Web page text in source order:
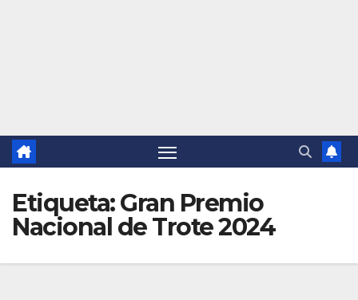
Etiqueta:Gran Premio
Nacional de Trote 2024